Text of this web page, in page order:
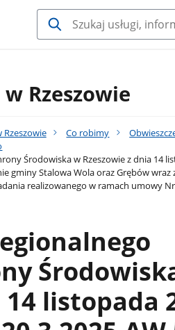
Rzeszowie
Co robimy
Środowiska w Rzeszowie z dnia 14
gminy Stalowa Wola oraz Grębów
realizowanego w ramach umowy Nr
listopada